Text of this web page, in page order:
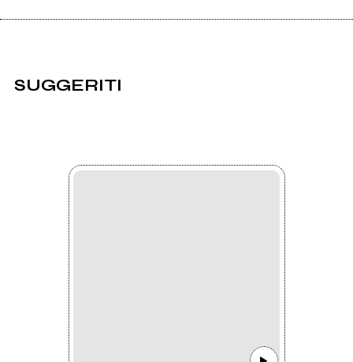
SUGGERITI